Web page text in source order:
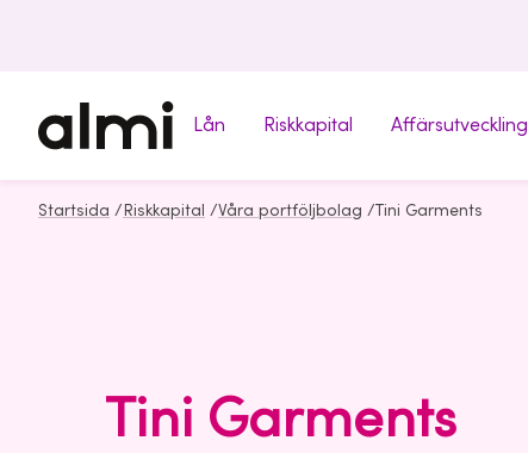
Lån Riskkapital Affärsutveckling
Startsida / Riskkapital /Våra portföljbolag /Tini Garments
Tini Garments